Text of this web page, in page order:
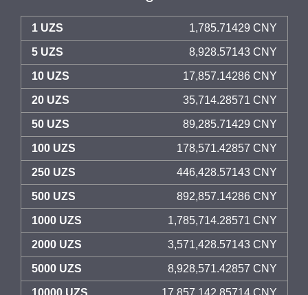
1 UZS 1,785.71429 CNY
5 UZS 8,928.57143 CNY
10 UZS 17,857.14286 CNY
20 UZS 35,714.28571 CNY
50 UZS 89,285.71429 CNY
100 UZS 178,571.42857 CNY
250 UZS 446,428.57143 CNY
500 UZS 892,857.14286 CNY
1000 UZS 1,785,714.28571 CNY
2000 UZS 3,571,428.57143 CNY
5000 UZS 8,928,571.42857 CNY
10000 UZS 17,857,142.85714 CNY